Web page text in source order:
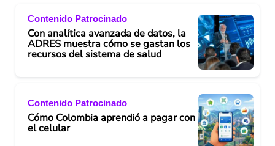
Contenido Patrocinado
Con analítica avanzada de datos, la
ADRES muestra cómo se gastan los
recursos del sistema de salud
Contenido Patrocinado
Cómo Colombia aprendió a pagar con
el celular